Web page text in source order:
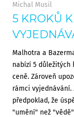
Michal Musil
5 KROKŮ
Malhotra a
nabízí 5 důležitých
ceně. Zároveň
rámci
předpoklad, že
"umění" než